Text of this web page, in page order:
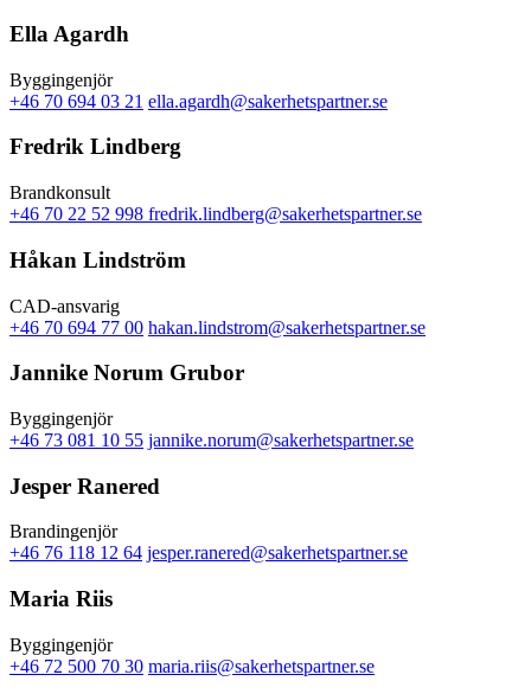
Ella Agardh
Byggingenjör
+46 70 694 03 21 ella.agardh@sakerhetspartner.se
Fredrik Lindberg
Brandkonsult
+46 70 22 52 998 fredrik.lindberg@sakerhetspartner.se
Håkan Lindström
CAD-ansvarig
+46 70 694 77 00 hakan.lindstrom@sakerhetspartner.se
Jannike Norum Grubor
Byggingenjör
+46 73 081 10 55 jannike.norum@sakerhetspartner.se
Jesper Ranered
Brandingenjör
+46 76 118 12 64 jesper.ranered@sakerhetspartner.se
Maria Riis
Byggingenjör
+46 72 500 70 30 maria.riis@sakerhetspartner.se